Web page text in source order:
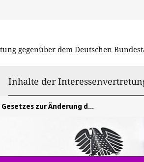
gegenüber dem Deutschen
Inhalte der
zur Vermeidung von temporären Erzeugungsüberschüssen